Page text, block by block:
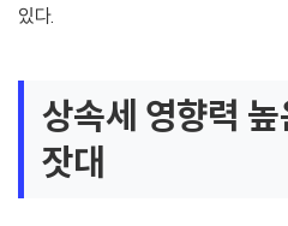
있다.
상속세 영향력
잣대